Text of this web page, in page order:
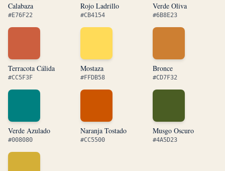
Calabaza
#E76F22
Rojo Ladrillo
#CB4154
Verde Oliva
#6B8E23
Terracota Cálida
#CC5F3F
Mostaza
#FFDB58
Bronce
#CD7F32
Verde Azulado
#008080
Naranja Tostado
#CC5500
Musgo Oscuro
#4A5D23